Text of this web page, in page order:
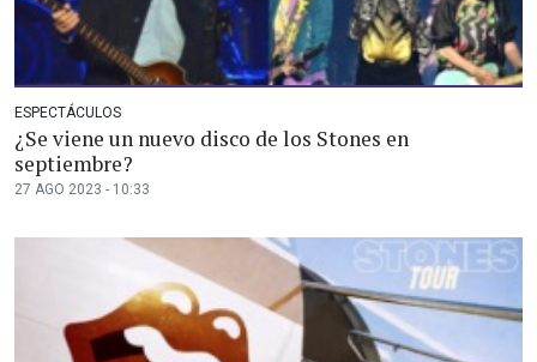
ESPECTÁCULOS
¿Se viene un nuevo disco de los Stones en
septiembre?
27 AGO 2023 - 10:33